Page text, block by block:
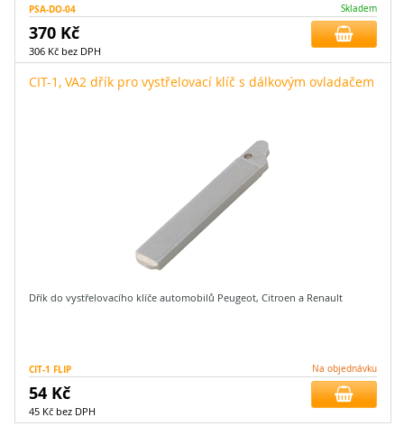
PSA-DO-04 Skladem
370 Kč
306 Kč bez DPH
CIT-1, VA2 dřík pro vystřelovací klíč s dálkovým ovladačem
Dřík do vystřelovacího klíče automobilů Peugeot, Citroen a Renault
CIT-1 FLIP Na objednávku
54 Kč
45 Kč bez DPH